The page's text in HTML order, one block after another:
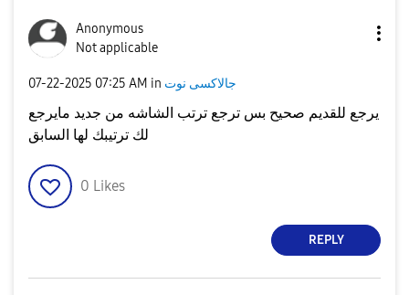
Anonymous
Not applicable
‎07-22-2025 07:25 AM in جالاكسى نوت
يرجع للقديم صحيح بس ترجع ترتب الشاشه من جديد مايرجع
لك ترتيبك لها السابق
0 Likes
REPLY